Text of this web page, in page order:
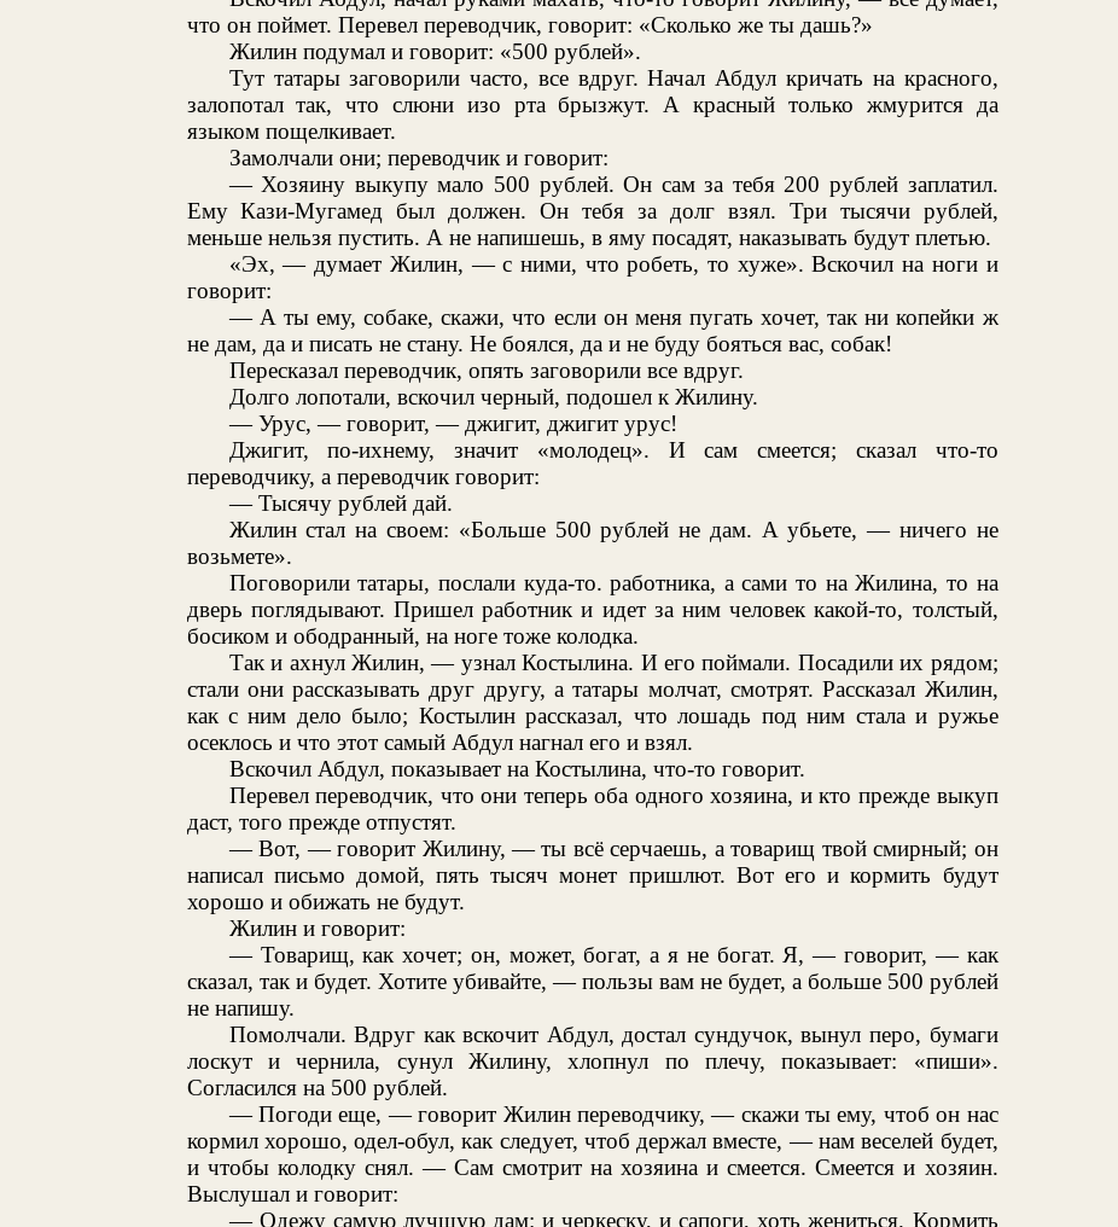
что он поймет. Перевел переводчик, говорит: «Сколько же ты дашь?»
Жилин подумал и говорит: «500 рублей».
Тут татары заговорили часто, все вдруг. Начал Абдул кричать на красного,
залопотал так, что слюни изо рта брызжут. А красный только жмурится да
языком пощелкивает.
Замолчали они; переводчик и говорит:
— Хозяину выкупу мало 500 рублей. Он сам за тебя 200 рублей заплатил.
Ему Кази-Мугамед был должен. Он тебя за долг взял. Три тысячи рублей,
меньше нельзя пустить. А не напишешь, в яму посадят, наказывать будут плетью.
«Эх, — думает Жилин, — с ними, что робеть, то хуже». Вскочил на ноги и
говорит:
— А ты ему, собаке, скажи, что если он меня пугать хочет, так ни копейки ж
не дам, да и писать не стану. Не боялся, да и не буду бояться вас, собак!
Пересказал переводчик, опять заговорили все вдруг.
Долго лопотали, вскочил черный, подошел к Жилину.
— Урус, — говорит, — джигит, джигит урус!
Джигит, по-ихнему, значит «молодец». И сам смеется; сказал что-то
переводчику, а переводчик говорит:
— Тысячу рублей дай.
Жилин стал на своем: «Больше 500 рублей не дам. А убьете, — ничего не
возьмете».
Поговорили татары, послали куда-то. работника, а сами то на Жилина, то на
дверь поглядывают. Пришел работник и идет за ним человек какой-то, толстый,
босиком и ободранный, на ноге тоже колодка.
Так и ахнул Жилин, — узнал Костылина. И его поймали. Посадили их рядом;
стали они рассказывать друг другу, а татары молчат, смотрят. Рассказал Жилин,
как с ним дело было; Костылин рассказал, что лошадь под ним стала и ружье
осеклось и что этот самый Абдул нагнал его и взял.
Вскочил Абдул, показывает на Костылина, что-то говорит.
Перевел переводчик, что они теперь оба одного хозяина, и кто прежде выкуп
даст, того прежде отпустят.
— Вот, — говорит Жилину, — ты всё серчаешь, а товарищ твой смирный; он
написал письмо домой, пять тысяч монет пришлют. Вот его и кормить будут
хорошо и обижать не будут.
Жилин и говорит:
— Товарищ, как хочет; он, может, богат, а я не богат. Я, — говорит, — как
сказал, так и будет. Хотите убивайте, — пользы вам не будет, а больше 500 рублей
не напишу.
Помолчали. Вдруг как вскочит Абдул, достал сундучок, вынул перо, бумаги
лоскут и чернила, сунул Жилину, хлопнул по плечу, показывает: «пиши».
Согласился на 500 рублей.
— Погоди еще, — говорит Жилин переводчику, — скажи ты ему, чтоб он нас
кормил хорошо, одел-обул, как следует, чтоб держал вместе, — нам веселей будет,
и чтобы колодку снял. — Сам смотрит на хозяина и смеется. Смеется и хозяин.
Выслушал и говорит:
— Одежу самую лучшую дам: и черкеску, и сапоги, хоть жениться. Кормить